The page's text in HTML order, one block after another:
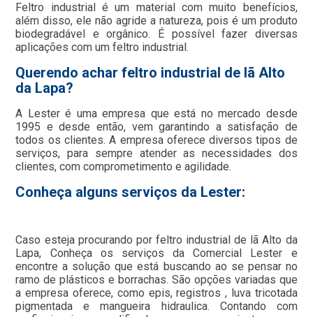
Feltro industrial é um material com muito benefícios,
além disso, ele não agride a natureza, pois é um produto
biodegradável e orgânico. É possível fazer diversas
aplicações com um feltro industrial.
Querendo achar feltro industrial de lã Alto
da Lapa?
A Lester é uma empresa que está no mercado desde
1995 e desde então, vem garantindo a satisfação de
todos os clientes. A empresa oferece diversos tipos de
serviços, para sempre atender as necessidades dos
clientes, com comprometimento e agilidade.
Conheça alguns serviços da Lester:
Caso esteja procurando por feltro industrial de lã Alto da
Lapa, Conheça os serviços da Comercial Lester e
encontre a solução que está buscando ao se pensar no
ramo de plásticos e borrachas. São opções variadas que
a empresa oferece, como epis, registros , luva tricotada
pigmentada e mangueira hidraulica. Contando com